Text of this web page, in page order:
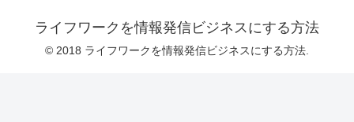
ライフワークを情報発信ビジネスにする方法
© 2018 ライフワークを情報発信ビジネスにする方法.